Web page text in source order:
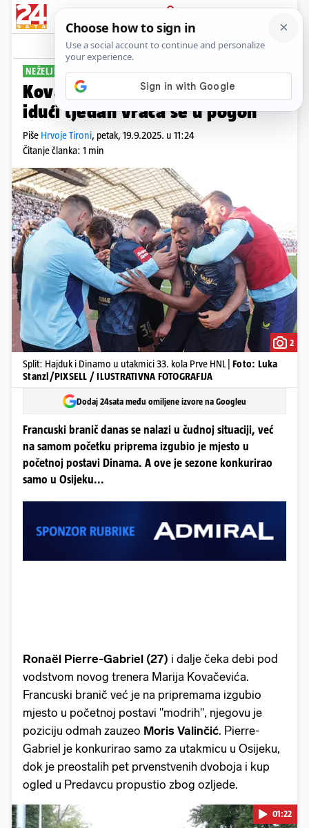
PRIJAVA
Sport Komentari
NEŽELJENI DINAMOVAC
Kovačević ga otpisao za Europu,
idući tjedan vraća se u pogon
Piše Hrvoje Tironi, petak, 19.9.2025. u 11:24
Čitanje članka: 1 min
2
Split: Hajduk i Dinamo u utakmici 33. kola Prve HNL | Foto: Luka
Stanzl/PIXSELL / ILUSTRATIVNA FOTOGRAFIJA
Dodaj 24sata među omiljene izvore na Googleu
Francuski branič danas se nalazi u čudnoj situaciji, već
na samom početku priprema izgubio je mjesto u
početnoj postavi Dinama. A ove je sezone konkurirao
samo u Osijeku...
Ronaël Pierre-Gabriel (27) i dalje čeka debi pod
vodstvom novog trenera Marija Kovačevića.
Francuski branič već je na pripremama izgubio
mjesto u početnoj postavi "modrih", njegovu je
poziciju odmah zauzeo Moris Valinčić. Pierre-
Gabriel je konkurirao samo za utakmicu u Osijeku,
dok je preostalih pet prvenstvenih dvoboja i kup
ogled u Predavcu propustio zbog ozljede.
01:22